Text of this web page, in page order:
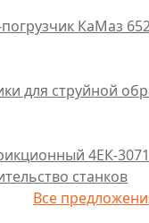
КаМаз
для струйной
4ЕК-3071
станков
Все